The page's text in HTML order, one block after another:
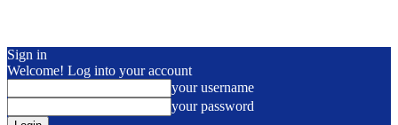
Sign in
Welcome! Log into your account
your username
your password